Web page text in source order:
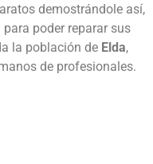
demostrándole así,
poder reparar sus
la población de Elda,
de profesionales.